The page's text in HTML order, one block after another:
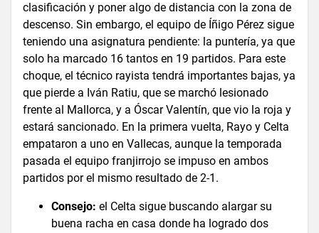
clasificación y poner algo de distancia con la zona de
descenso. Sin embargo, el equipo de Íñigo Pérez sigue
teniendo una asignatura pendiente: la puntería, ya que
solo ha marcado 16 tantos en 19 partidos. Para este
choque, el técnico rayista tendrá importantes bajas, ya
que pierde a Iván Ratiu, que se marchó lesionado
frente al Mallorca, y a Óscar Valentín, que vio la roja y
estará sancionado. En la primera vuelta, Rayo y Celta
empataron a uno en Vallecas, aunque la temporada
pasada el equipo franjirrojo se impuso en ambos
partidos por el mismo resultado de 2-1.
Consejo: el Celta sigue buscando alargar su
buena racha en casa donde ha logrado dos